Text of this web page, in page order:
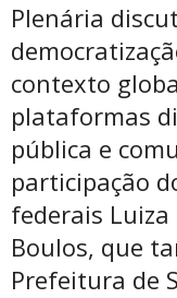
Plenária
contexto
plataformas
pública e
participação
federais
Boulos, que
Prefeitura de